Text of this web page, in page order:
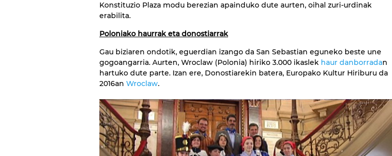
Konstituzio Plaza modu berezian apainduko dute aurten, oihal zuri-urdinak
erabilita.
Poloniako haurrak eta donostiarrak
Gau biziaren ondotik, eguerdian izango da San Sebastian eguneko beste une
gogoangarria. Aurten, Wroclaw (Polonia) hiriko 3.000 ikaslek haur danborradan
hartuko dute parte. Izan ere, Donostiarekin batera, Europako Kultur Hiriburu da
2016an Wroclaw.